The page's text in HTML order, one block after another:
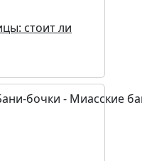
стоит ли